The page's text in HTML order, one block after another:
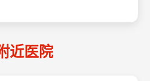
近医院